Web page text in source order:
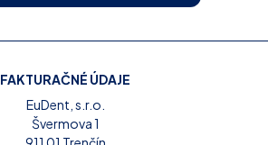
FAKTURAČNÉ ÚDAJE
EuDent, s.r.o.
Švermova 1